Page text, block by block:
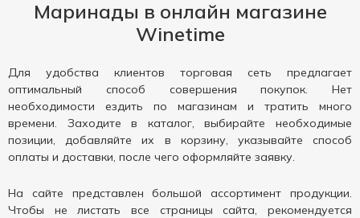
Маринады в онлайн магазине
Winetime
Для удобства клиентов торговая сеть предлагает
оптимальный способ совершения покупок. Нет
необходимости ездить по магазинам и тратить много
времени. Заходите в каталог, выбирайте необходимые
позиции, добавляйте их в корзину, указывайте способ
оплаты и доставки, после чего оформляйте заявку.
На сайте представлен большой ассортимент продукции.
Чтобы не листать все страницы сайта, рекомендуется